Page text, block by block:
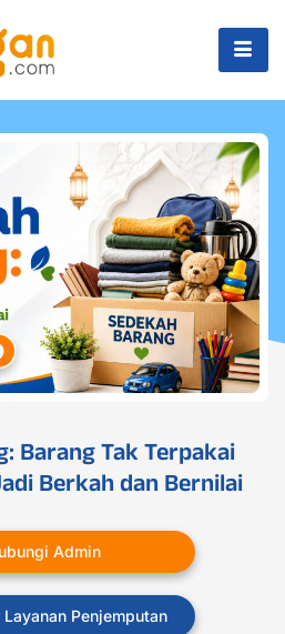
Barang Tak Terpakai
Berkah dan Bernilai
Admin
Layanan Penjemputan